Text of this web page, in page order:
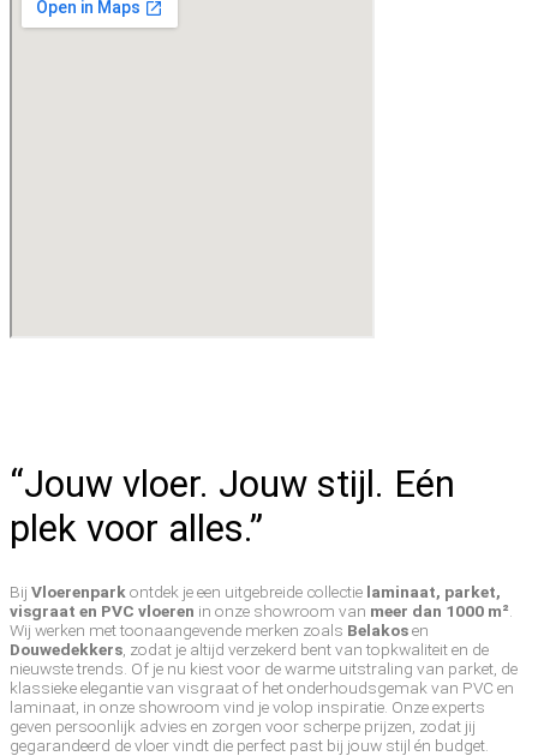
“Jouw vloer. Jouw stijl. Eén
plek voor alles.”
Bij Vloerenpark ontdek je een uitgebreide collectie laminaat, parket,
visgraat en PVC vloeren in onze showroom van meer dan 1000 m²
Wij werken met toonaangevende merken zoals Belakosen
Douwedekkers , zodat je altijd verzekerd bent van topkwaliteit en de
nieuwste trends. Of je nu kiest voor de warme uitstraling van parket, de
klassieke elegantie van visgraat of het onderhoudsgemak van PVC en
laminaat, in onze showroom vind je volop inspiratie. Onze experts
geven persoonlijk advies en zorgen voor scherpe prijzen, zodat jij
gegarandeerd de vloer vindt die perfect past bij jouw stijl én budget.